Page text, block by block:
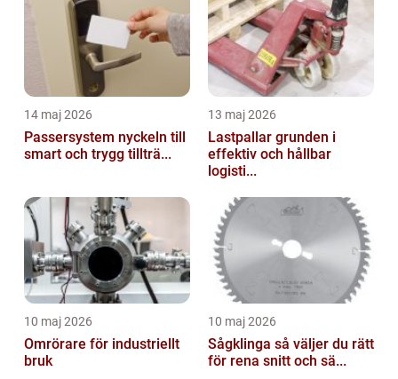
14 maj 2026
Passersystem nyckeln till
smart och trygg tillträ...
13 maj 2026
Lastpallar grunden i
effektiv och hållbar
logisti...
10 maj 2026
Omrörare för industriellt
bruk
10 maj 2026
Sågklinga så väljer du rätt
för rena snitt och sä...